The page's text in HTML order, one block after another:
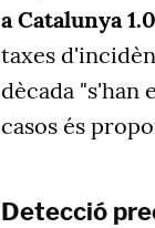
a Catalunya
taxes
dècada "s'han
casos és
Detecció